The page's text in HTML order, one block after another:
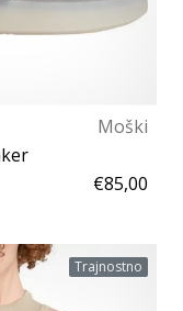
Moški
€85,00
40 Trajnostno